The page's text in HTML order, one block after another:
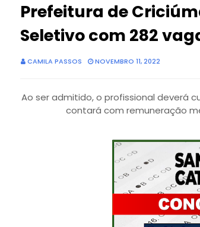
Prefeitura de
Seletivo com 282
CAMILA PASSOS NOVEMBRO 11, 2022
Ao ser admitido, o profissional deverá
contará com remuneração